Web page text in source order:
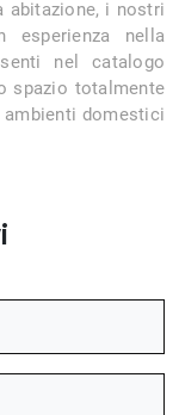
abitazione, i nostri
esperienza nella
nel catalogo
spazio totalmente
domestici